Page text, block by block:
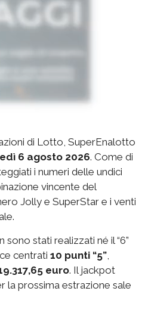
di Lotto, SuperEnalotto
6 agosto 2026. Come di
i numeri delle undici
vincente del
Jolly e SuperStar e i venti
stati realizzati né il “6”
centrati 10 punti “5”,
euro. Il jackpot
la prossima estrazione sale